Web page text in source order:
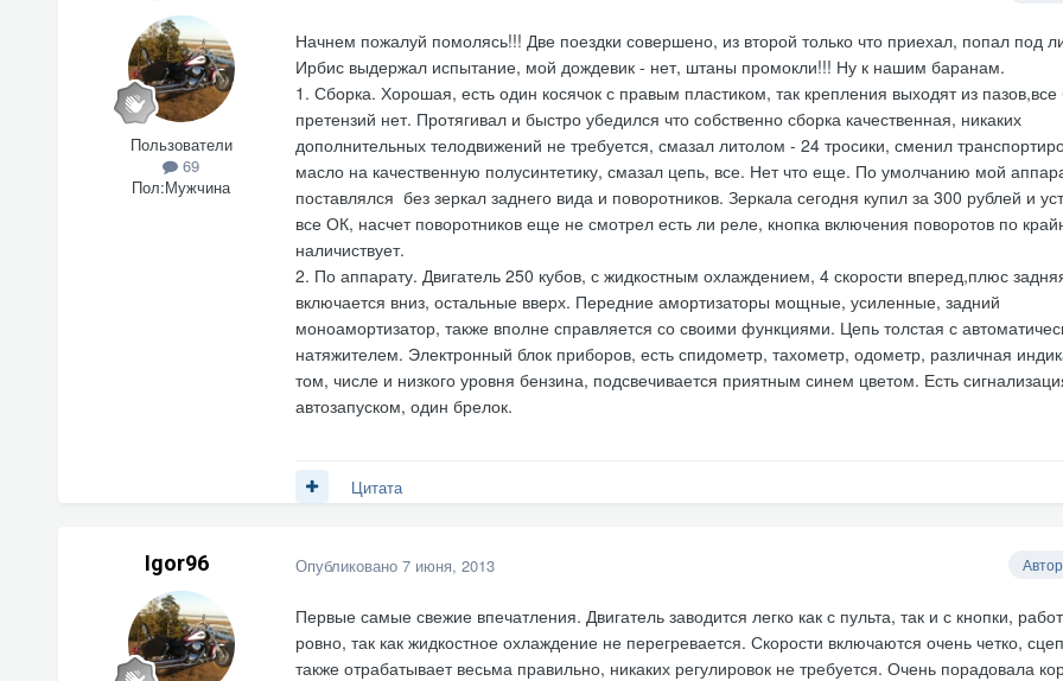
Пользователи
69
Пол:Мужчина
Начнем пожалуй помолясь!!! Две поездки совершено, из второй только что приехал, попал под
Ирбис выдержал испытание, мой дождевик - нет, штаны промокли!!! Ну к нашим баранам.
1. Сборка. Хорошая, есть один косячок с правым пластиком, так крепления выходят из
претензий нет. Протягивал и быстро убедился что собственно сборка качественная, никаких
дополнительных телодвижений не требуется, смазал литолом - 24 тросики, сменил
масло на качественную полусинтетику, смазал цепь, все. Нет что еще. По умолчанию мой
поставлялся без зеркал заднего вида и поворотников. Зеркала сегодня купил за 300 рублей и
все ОК, насчет поворотников еще не смотрел есть ли реле, кнопка включения поворотов по
наличиствует.
2. По аппарату. Двигатель 250 кубов, с жидкостным охлаждением, 4 скорости вперед,плюс
включается вниз, остальные вверх. Передние амортизаторы мощные, усиленные, задний
моноамортизатор, также вполне справляется со своими функциями. Цепь толстая с
натяжителем. Электронный блок приборов, есть спидометр, тахометр, одометр, различная
том, числе и низкого уровня бензина, подсвечивается приятным синем цветом. Есть
автозапуском, один брелок.
Цитата
Igor96 Автор
Опубликовано 7 июня, 2013
Первые самые свежие впечатления. Двигатель заводится легко как с пульта, так и с кнопки,
ровно, так как жидкостное охлаждение не перегревается. Скорости включаются очень четко,
также отрабатывает весьма правильно, никаких регулировок не требуется. Очень порадовала